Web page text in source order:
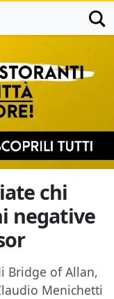
chi
negative
Bridge of Allan,
Menichetti